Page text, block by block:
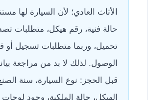
الأثاث العادي؛ لأن السيارة لها
حالة فنية، رقم هيكل، متطلبات
تحميل، وربما متطلبات تسجيل
الوصول. لذلك لا بد من مراجعة
قبل الحجز: نوع السيارة، سنة
الهيكل، حالة الملكية، وجود